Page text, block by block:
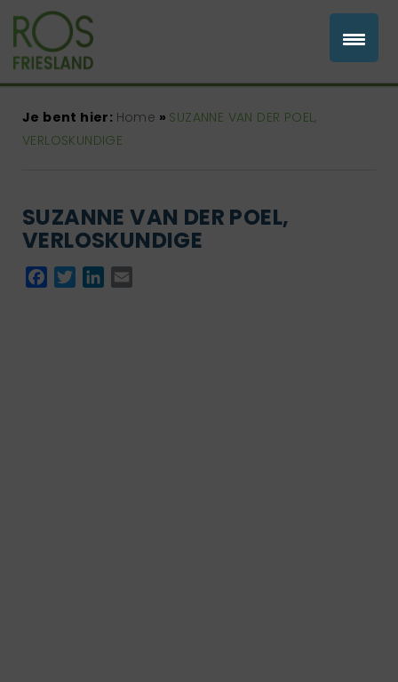
Je bent hier: Home » SUZANNE VAN DER POEL,
VERLOSKUNDIGE
SUZANNE VAN DER POEL,
VERLOSKUNDIGE
Facebook
TwitterLinkedIn